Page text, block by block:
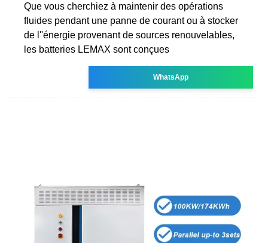
Que vous cherchiez à maintenir des opérations
fluides pendant une panne de courant ou à stocker
de l''énergie provenant de sources renouvelables,
les batteries LEMAX sont conçues
WhatsApp